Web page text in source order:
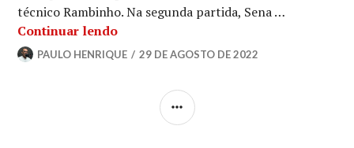
técnico Rambinho. Na segunda partida, Sena …
Continuar lendo
PAULO HENRIQUE 29 DE AGOSTO DE 2022